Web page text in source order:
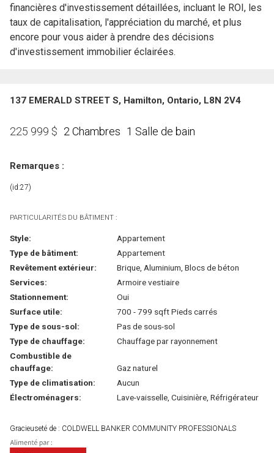
financières d'investissement détaillées, incluant le ROI, les
taux de capitalisation, l'appréciation du marché, et plus
encore pour vous aider à prendre des décisions
d'investissement immobilier éclairées.
137 EMERALD STREET S, Hamilton, Ontario, L8N 2V4
225 999 $ 2 Chambres 1 Salle de bain
Remarques :
(id:27)
PARTICULARITÉS DU BÂTIMENT :
Style:
Appartement
Type de bâtiment:
Appartement
Revêtement extérieur:
Brique, Aluminium, Blocs de béton
Services:
Armoire vestiaire
Stationnement:
Oui
Surface utile:
700 - 799 sqft Pieds carrés
Type de sous-sol:
Pas de sous-sol
Type de chauffage:
Chauffage par rayonnement
Combustible de
chauffage:
Gaz naturel
Type de climatisation:
Aucun
Électroménagers:
Lave-vaisselle, Cuisinière, Réfrigérateur
Gracieuseté de : COLDWELL BANKER COMMUNITY PROFESSIONALS